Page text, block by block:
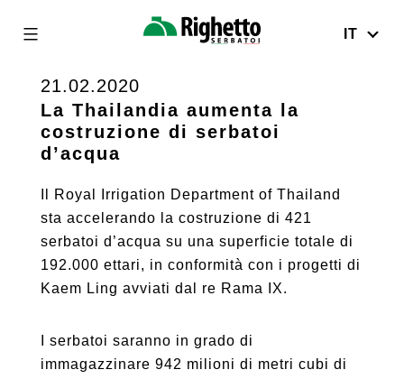
content
Righetto
IT
21.02.2020
La Thailandia aumenta la
costruzione di serbatoi
d’acqua
Il Royal Irrigation Department of Thailand
sta accelerando la costruzione di 421
serbatoi d’acqua su una superficie totale di
192.000 ettari, in conformità con i progetti di
Kaem Ling avviati dal re Rama IX.
I serbatoi saranno in grado di
immagazzinare 942 milioni di metri cubi di